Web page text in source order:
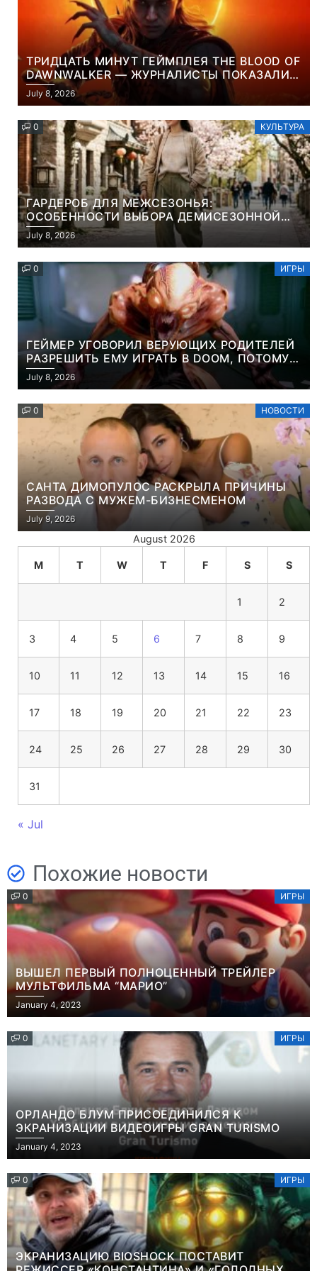
ТРИДЦАТЬ МИНУТ ГЕЙМПЛЕЯ THE BLOOD OF
DAWNWALKER — ЖУРНАЛИСТЫ ПОКАЗАЛИ
НАЧАЛО НОВОЙ ИГРЫ ОТ ВЕТЕРАНОВ CD
PROJEKT RED
July 8, 2026
0 КУЛЬТУРА
ГАРДЕРОБ ДЛЯ МЕЖСЕЗОНЬЯ:
ОСОБЕННОСТИ ВЫБОРА ДЕМИСЕЗОННОЙ
ПАРКИ И ЭЛЕГАНТНОГО ЖЕНСКОГО ПЛАЩА
July 8, 2026
0 ИГРЫ
ГЕЙМЕР УГОВОРИЛ ВЕРУЮЩИХ РОДИТЕЛЕЙ
РАЗРЕШИТЬ ЕМУ ИГРАТЬ В DOOM, ПОТОМУ
ЧТО ЭТО ХРИСТИАНСКАЯ ИГРА ПРО
УБИЙСТВО ДЕМОНОВ
July 8, 2026
0 НОВОСТИ
САНТА ДИМОПУЛОС РАСКРЫЛА ПРИЧИНЫ
РАЗВОДА С МУЖЕМ-БИЗНЕСМЕНОМ
July 9, 2026
August 2026
M T W T F S S
1 2
3 4 5 6 7 8 9
10 11 12 13 14 15 16
17 18 19 20 21 22 23
24 25 26 27 28 29 30
31
« Jul
Похожие новости
0 ИГРЫ
ВЫШЕЛ ПЕРВЫЙ ПОЛНОЦЕННЫЙ ТРЕЙЛЕР
МУЛЬТФИЛЬМА “МАРИО”
January 4, 2023
0 ИГРЫ
ОРЛАНДО БЛУМ ПРИСОЕДИНИЛСЯ К
ЭКРАНИЗАЦИИ ВИДЕОИГРЫ GRAN TURISMO
January 4, 2023
0 ИГРЫ
ЭКРАНИЗАЦИЮ BIOSHOCK ПОСТАВИТ